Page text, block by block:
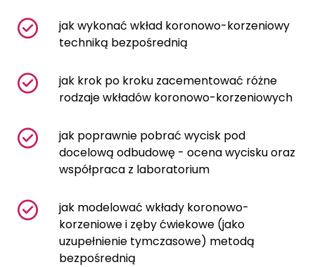
jak wykonać wkład koronowo-korzeniowy
techniką bezpośrednią
jak krok po kroku zacementować różne
rodzaje wkładów koronowo-korzeniowych
jak poprawnie pobrać wycisk pod
docelową odbudowę - ocena wycisku oraz
współpraca z laboratorium
jak modelować wkłady koronowo-
korzeniowe i zęby ćwiekowe (jako
uzupełnienie tymczasowe) metodą
bezpośrednią